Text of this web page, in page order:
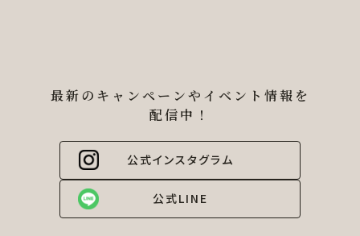
最新のキャンペーンやイベント情報を
配信中！
公式インスタグラム
公式LINE